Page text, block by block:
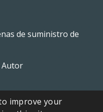
de suministro de
Autor
improve your